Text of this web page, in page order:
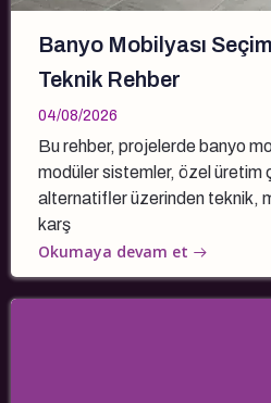
Banyo Mobilyası
Teknik Rehber
04/08/2026
Bu rehber, projelerde banyo
modüler sistemler, özel üretim
alternatifler üzerinden teknik,
karş
Okumaya devam et